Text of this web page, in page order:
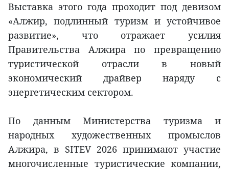
Выставка этого года проходит под девизом
«Алжир, подлинный туризм и устойчивое
развитие», что отражает усилия
Правительства Алжира по превращению
туристической отрасли в новый
экономический драйвер наряду с
энергетическим сектором.
По данным Министерства туризма и
народных художественных промыслов
Алжира, в SITEV 2026 принимают участие
многочисленные туристические компании,